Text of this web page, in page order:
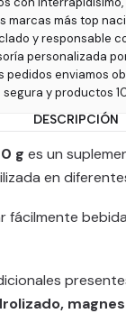
marcas más top
y responsable
personalizada
pedidos enviamos
segura y productos
DESCRIPCIÓN
g es un
en